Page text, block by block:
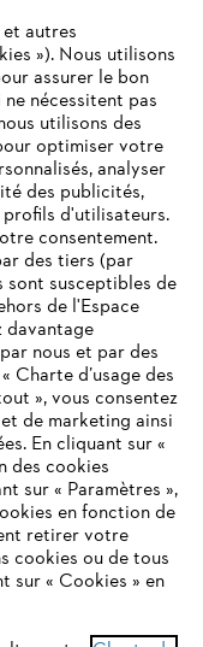
ne prenons plus
site ne
utilisation
autres
»). Nous utilisons
assurer le bon
nécessitent pas
utilisons des
optimiser votre
analyser
des publicités,
d'utilisateurs.
consentement.
des tiers (par
sont susceptibles de
de l'Espace
davantage
nous et par des
Charte d’usage des
», vous consentez
de marketing ainsi
En cliquant sur «
des cookies
sur « Paramètres »,
en fonction de
retirer votre
cookies ou de tous
sur « Cookies » en